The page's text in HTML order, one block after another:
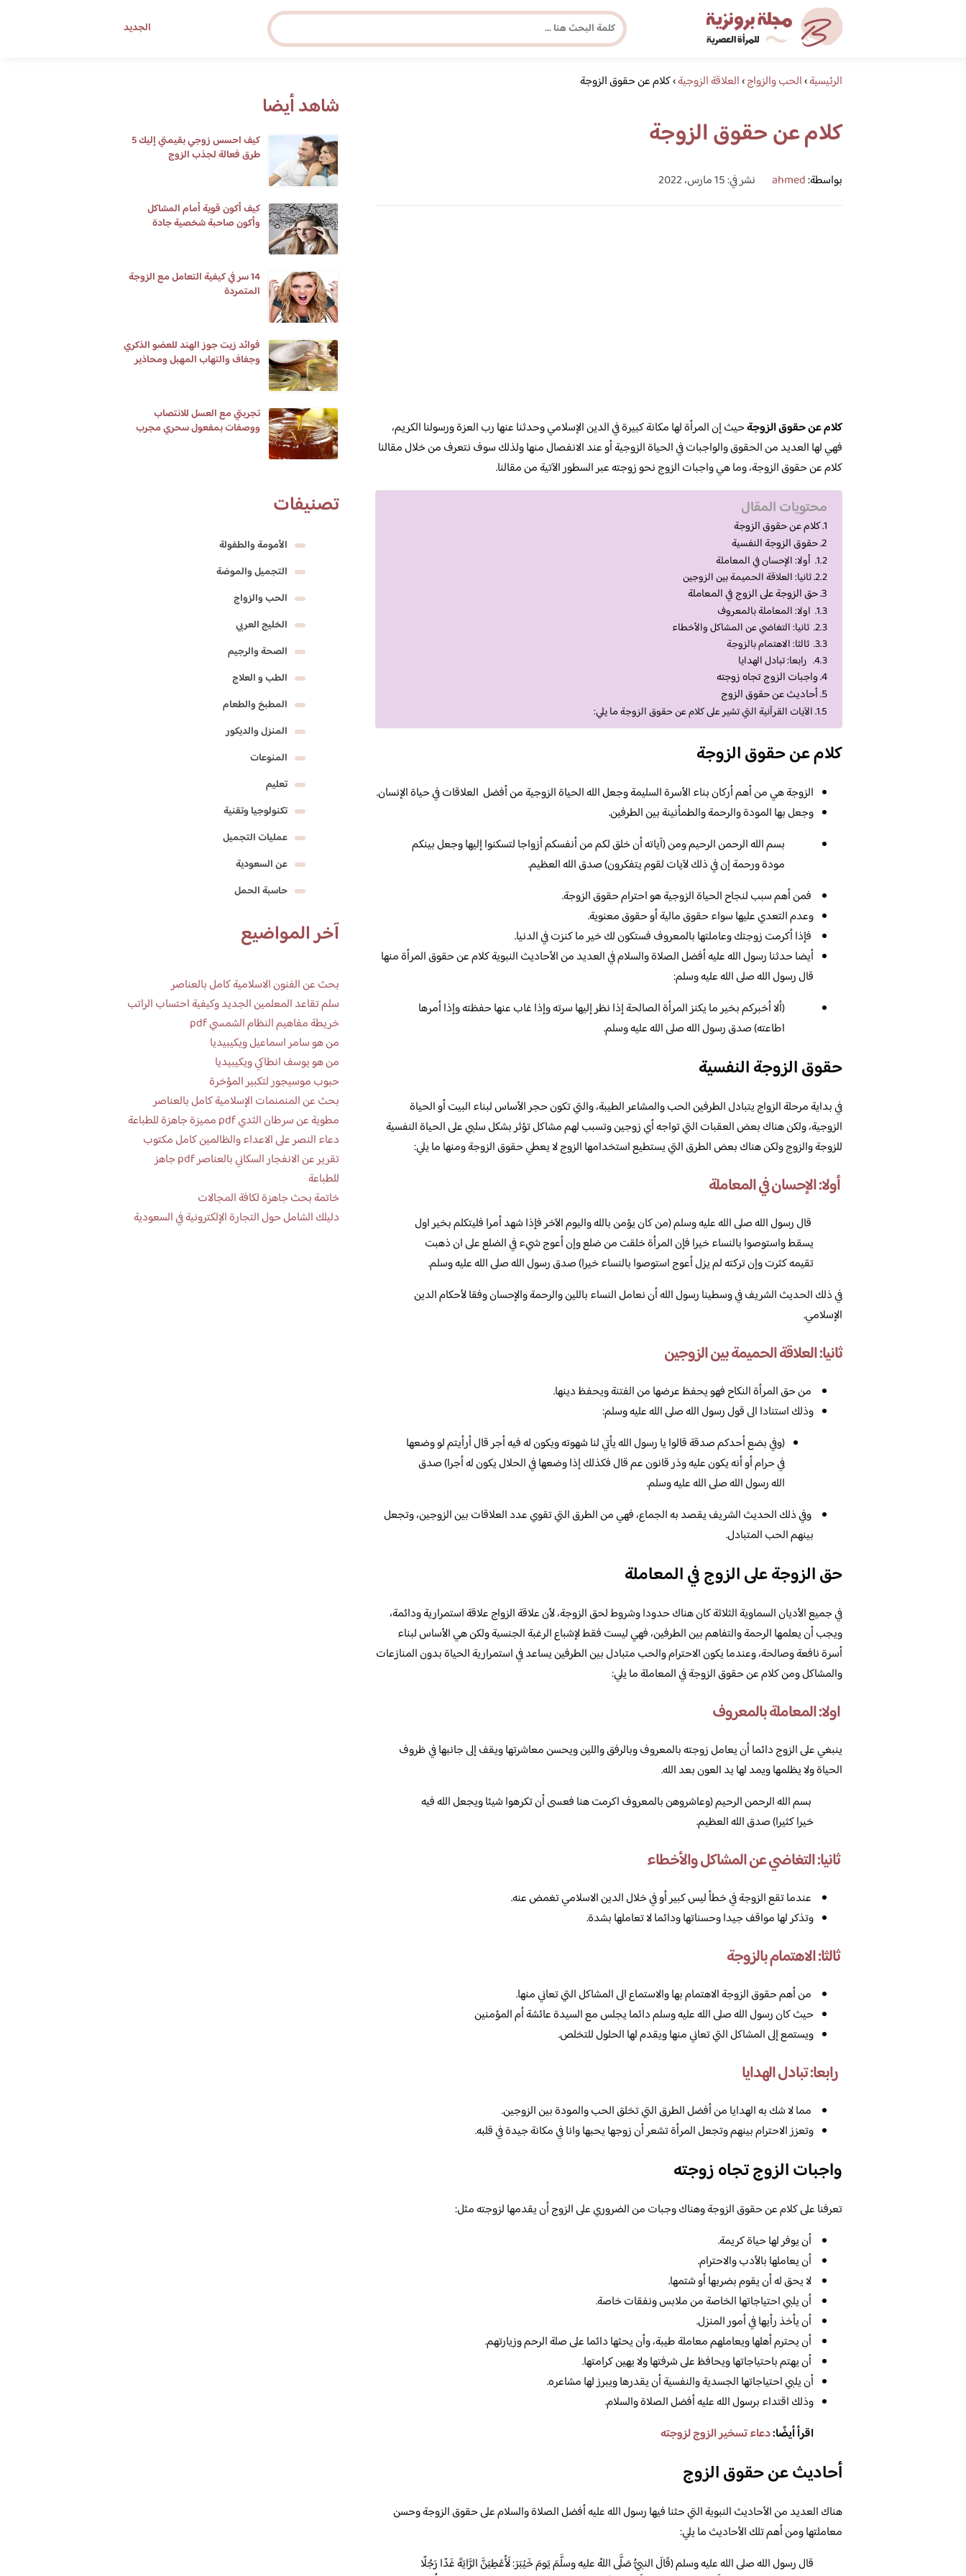
الجديد
مجلة برونزية للفتاة العصرية الرئيسية›الحب والزواج›العلاقة الزوجية›كلام عن حقوق الزوجة
كلام عن حقوق الزوجة
بواسطة:ahmed نشر في: 15 مارس، 2022
كلام عن حقوق الزوجةحيث إن المرأة لها مكانة كبيرة في الدين الإسلامي وحدثنا عنها رب العزة ورسولنا الكريم،
فهي لها العديد من الحقوق والواجبات في الحياة الزوجية أو عند الانفصال منها ولذلك سوف نتعرف من خلال مقالنا
كلام عن حقوق الزوجة، وما هي واجبات الزوج نحو زوجته عبر السطور الآتية من مقالنا.
محتويات المقال
كلام عن حقوق الزوجة
حقوق الزوجة النفسية
أولا: الإحسان في المعاملة
ثانيا: العلاقة الحميمة بين الزوجين
حق الزوجة على الزوج في المعاملة
اولا: المعاملة بالمعروف
ثانيا: التغاضي عن المشاكل والأخطاء
ثالثا: الاهتمام بالزوجة
رابعا: تبادل الهدايا
واجبات الزوج تجاه زوجته
أحاديث عن حقوق الزوج
الآيات القرآنية التي تشير على كلام عن حقوق الزوجة ما يلي:
كلام عن حقوق الزوجة
الزوجة هي من أهم أركان بناء الأسرة السليمة وجعل الله الحياة الزوجية من أفضل العلاقات في حياة الإنسان.
وجعل بها المودة والرحمة والطمأنينة بين الطرفين.
بسم الله الرحمن الرحيم ومن (آياته أن خلق لكم من أنفسكم أزواجا لتسكنوا إليها وجعل بينكم
مودة ورحمة إن في ذلك لآيات لقوم يتفكرون) صدق الله العظيم.
فمن أهم سبب لنجاح الحياة الزوجية هو احترام حقوق الزوجة.
وعدم التعدي عليها سواء حقوق مالية أو حقوق معنوية.
فإذا أكرمت زوجتك وعاملتها بالمعروف فستكون لك خير ما كنزت في الدنيا.
أيضا حدثنا رسول الله عليه أفضل الصلاة والسلام في العديد من الأحاديث النبوية كلام عن حقوق المرأة منها
قال رسول الله صلى الله عليه وسلم:
(ألا أخبركم بخير ما يكنز المرأة الصالحة إذا نظر إليها سرته وإذا غاب عنها حفظته وإذا أمرها
اطاعته) صدق رسول الله صلى الله عليه وسلم.
حقوق الزوجة النفسية
في بداية مرحلة الزواج يتبادل الطرفين الحب والمشاعر الطيبة، والتي تكون حجر الأساس لبناء البيت أو الحياة
الزوجية، ولكن هناك بعض العقبات التي تواجه أي زوجين وتسبب لهم مشاكل تؤثر بشكل سلبي على الحياة النفسية
للزوجة والزوج ولكن هناك بعض الطرق التي يستطيع استخدامها الزوج لا يعطي حقوق الزوجة ومنها ما يلي:
أولا: الإحسان في المعاملة
قال رسول الله صلى الله عليه وسلم (من كان يؤمن بالله واليوم الآخر فإذا شهد أمرا فليتكلم بخير اول
يسقط واستوصوا بالنساء خيرا فإن المرأة خلقت من ضلع وإن أعوج شيء في الضلع على ان ذهبت
تقيمه كثرت وإن تركته لم يزل أعوج استوصوا بالنساء خيرا) صدق رسول الله صلى الله عليه وسلم.
في ذلك الحديث الشريف في وسطينا رسول الله أن نعامل النساء باللين والرحمة والإحسان وفقا لأحكام الدين
الإسلامي.
ثانيا: العلاقة الحميمة بين الزوجين
من حق المرأة النكاح فهو يحفظ عرضها من الفتنة ويحفظ دينها.
وذلك استنادا الى قول رسول الله صلى الله عليه وسلم:
(وفي بضع أحدكم صدقة قالوا يا رسول الله يأتي لنا شهوته ويكون له فيه أجر قال أرأيتم لو وضعها
في حرام أو أنه يكون عليه وذر قانون عم قال فكذلك إذا وضعها في الحلال يكون له أجرا) صدق
الله رسول الله صلى الله عليه وسلم.
وفي ذلك الحديث الشريف يقصد به الجماع، فهي من الطرق التي تقوي عدد العلاقات بين الزوجين، وتجعل
بينهم الحب المتبادل.
حق الزوجة على الزوج في المعاملة
في جميع الأديان السماوية الثلاثة كان هناك حدودا وشروط لحق الزوجة، لأن علاقة الزواج علاقة استمرارية ودائمة،
ويجب أن يعلمها الرحمة والتفاهم بين الطرفين، فهي ليست فقط لإشباع الرغبة الجنسية ولكن هي الأساس لبناء
أسرة نافعة وصالحة، وعندما يكون الاحترام والحب متبادل بين الطرفين يساعد في استمرارية الحياة بدون المنازعات
والمشاكل ومن كلام عن حقوق الزوجة في المعاملة ما يلي:
اولا: المعاملة بالمعروف
ينبغي على الزوج دائما أن يعامل زوجته بالمعروف وبالرفق واللين ويحسن معاشرتها ويقف إلى جانبها في ظروف
الحياة ولا يظلمها ويمد لها يد العون بعد الله.
بسم الله الرحمن الرحيم (وعاشروهن بالمعروف اكرمت هنا فعسى أن تكرهوا شيئا ويجعل الله فيه
خيرا كثيرا) صدق الله العظيم.
ثانيا: التغاضي عن المشاكل والأخطاء
عندما تقع الزوجة في خطأ ليس كبير أو في خلال الدين الاسلامي تغمض عنه.
وتذكر لها مواقف جيدا وحسناتها ودائما لا تعاملها بشدة.
ثالثا: الاهتمام بالزوجة
من أهم حقوق الزوجة الاهتمام بها والاستماع الى المشاكل التي تعاني منها.
حيث كان رسول الله صلى الله عليه وسلم دائما يجلس مع السيدة عائشة أم المؤمنين
ويستمع إلى المشاكل التي تعاني منها ويقدم لها الحلول للتخلص.
رابعا: تبادل الهدايا
مما لا شك به الهدايا من أفضل الطرق التي تخلق الحب والمودة بين الزوجين.
وتعزز الاحترام بينهم وتجعل المرأة تشعر أن زوجها يحبها وانا في مكانة جيدة في قلبه.
واجبات الزوج تجاه زوجته
تعرفنا على كلام عن حقوق الزوجة وهناك وجبات من الضروري على الزوج أن يقدمها لزوجته مثل:
أن يوفر لها حياة كريمة.
أن يعاملها بالأدب والاحترام.
لا يحق له أن يقوم بضربها أو شتمها.
أن يلبي احتياجاتها الخاصة من ملابس ونفقات خاصة.
أن يأخذ رأيها في أمور المنزل.
أن يحترم أهلها ويعاملهم معاملة طيبة، وأن يحثها دائما على صلة الرحم وزيارتهم.
أن يهتم باحتياجاتها ويحافظ على شرفتها ولا يهين كرامتها.
أن يلبي احتياجاتها الجسدية والنفسية أن يقدرها ويبرز لها مشاعره.
وذلك اقتداء برسول الله عليه أفضل الصلاة والسلام.
اقرأ أيضًا:دعاء تسخير الزوج لزوجته
أحاديث عن حقوق الزوج
هناك العديد من الأحاديث النبوية التي حثنا فيها رسول الله عليه أفضل الصلاة والسلام على حقوق الزوجة وحسن
معاملتها ومن أهم تلك الأحاديث ما يلي:
قال رسول الله صلى الله عليه وسلم (قَالَ النبيُّ صَلَّى اللهُ عليه وسلَّمَ يَومَ خَيْبَرَ: لَأُعْطِيَنَّ الرَّايَةَ غَدًا رَجُلًا
شاهد أيضا
كيف احسس زوجي بقيمتي إليك 5
طرق فعالة لجذب الزوج
كيف أكون قوية أمام المشاكل
وأكون صاحبة شخصية جادة
14 سر في كيفية التعامل مع الزوجة
المتمردة
فوائد زيت جوز الهند للعضو الذكري
وجفاف والتهاب المهبل ومحاذير
تجربتي مع العسل للانتصاب
ووصفات بمفعول سحري مجرب
تصنيفات
الأمومة والطفولة
التجميل والموضة
الحب والزواج
الخليج العربي
الصحة والرجيم
الطب و العلاج
المطبخ والطعام
المنزل والديكور
المنوعات
تعليم
تكنولوجيا وتقنية
عمليات التجميل
عن السعودية
حاسبة الحمل
آخر المواضيع
بحث عن الفنون الاسلامية كامل بالعناصر
سلم تقاعد المعلمين الجديد وكيفية احتساب الراتب
خريطة مفاهيم النظام الشمسي pdf
من هو سامر اسماعيل ويكيبيديا
من هو يوسف انطاكي ويكيبيديا
حبوب موسيجور لتكبير المؤخرة
بحث عن المنمنمات الإسلامية كامل بالعناصر
مطوية عن سرطان الثدي pdf مميزة جاهزة للطباعة
دعاء النصر على الاعداء والظالمين كامل مكتوب
تقرير عن الانفجار السكاني بالعناصر pdf جاهز
للطباعة
خاتمة بحث جاهزة لكافة المجالات
دليلك الشامل حول التجارة الإلكترونية في السعودية